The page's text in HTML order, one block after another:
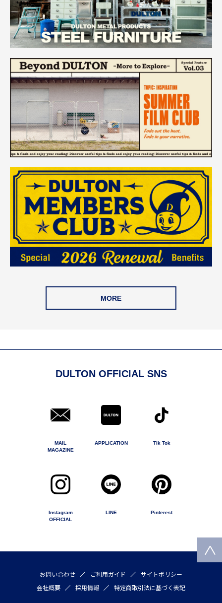
MORE
DULTON OFFICIAL SNS
MAIL
MAGAZINE
APPLICATION Tik Tok
Instagram
OFFICIAL
LINE Pinterest
お問い合わせ ご利用ガイド
サイトポリシー
会社概要
採用情報 特定商取引法に基づく表記